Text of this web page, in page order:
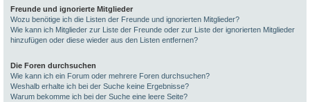
Freunde und ignorierte Mitglieder
Wozu benötige ich die Listen der Freunde und ignorierten Mitglieder?
Wie kann ich Mitglieder zur Liste der Freunde oder zur Liste der ignorierten Mitglieder
hinzufügen oder diese wieder aus den Listen entfernen?
Die Foren durchsuchen
Wie kann ich ein Forum oder mehrere Foren durchsuchen?
Weshalb erhalte ich bei der Suche keine Ergebnisse?
Warum bekomme ich bei der Suche eine leere Seite?